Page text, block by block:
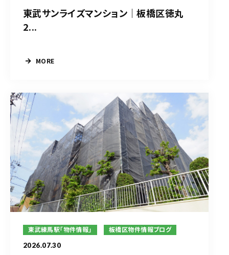
東武サンライズマンション｜板橋区徳丸
2...
MORE
東武練馬駅「物件情報」 板橋区物件情報ブログ
2026.07.30